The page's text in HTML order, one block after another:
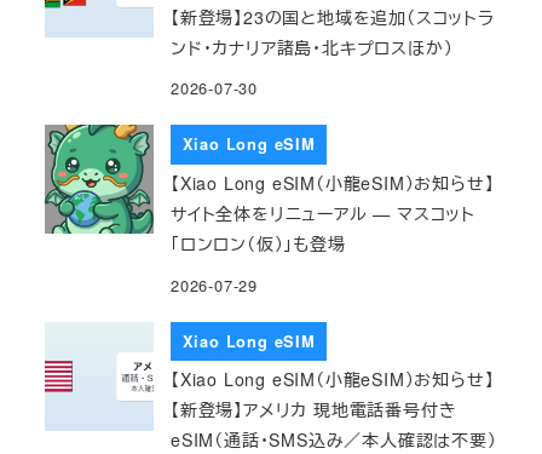
【新登場】23の国と地域を追加（スコットラ
ンド・カナリア諸島・北キプロスほか）
2026-07-30
Xiao Long eSIM
【Xiao Long eSIM（小龍eSIM）お知らせ】
サイト全体をリニューアル — マスコット
「ロンロン（仮）」も登場
2026-07-29
Xiao Long eSIM
【Xiao Long eSIM（小龍eSIM）お知らせ】
【新登場】アメリカ 現地電話番号付き
eSIM（通話・SMS込み／本人確認は不要）